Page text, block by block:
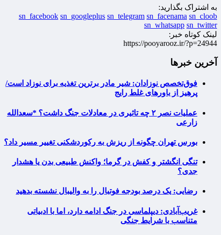
به اشتراک بگذارید:
sn_facebook sn_googleplus sn_telegram sn_facenama sn_cloob
sn_whatsapp sn_twitter
لینک کوتاه خبر:
https://pooyarooz.ir/?p=24944
آخرین خبرها
فوق‌تخصص نوزادان: شیر مادر برترین تغذیه برای نوزاد است/
پرهیز از باورهای غلط رایج
عملیات نصر ۲ چه تاثیری در معادلات جنگ داشت؟ *سعدالله
زارعی
بورس تهران چگونه از ریزش به رکوردشکنی تغییر مسیر داد؟
تنگی انگشتر و کفش در گرما؛ واکنش طبیعی بدن یا هشدار
جدی؟
رضایی: یک درصد بودجه فوتبال را به والیبال نشسته بدهید
غریب‌آبادی: دیپلماسی در جنگ ادامه دارد، اما با ادبیاتی
متناسب با شرایط جنگی